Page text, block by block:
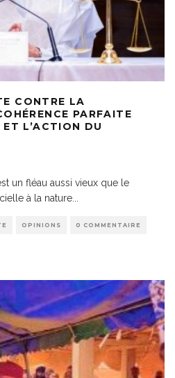
CONTRE LA
PARFAITE
L’ACTION DU
un fléau aussi vieux que le
à la nature
OPINIONS 0 COMMENTAIRE